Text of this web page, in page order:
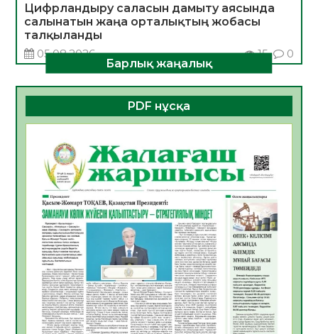
Цифрландыру саласын дамыту аясында
салынатын жаңа орталықтың жобасы
талқыланды
05.08.2026
15 0
құралдарының таныстырылымы өтті
05.08.2026
16 0
Қазақстандықтардың 72,3%-ы жаңа
Құрылтай үшін дауыс беруге дайын
05.08.2026
17
ӘРБІР ДАУЫС – ҚОҒАМ ДАМУЫНА
ҚОСЫЛҒАН ҮЛЕС
05.08.2026
24
ҚҰРЫЛТАЙ САЙЛАУЫ – БІРЛІК ПЕН
ЖАУАПКЕРШІЛІККЕ БАСТАЙТЫН ҚАДАМ
05.08.2026
22
Мектептен – Ұлттық ұлан сапына
Барлық жаңалық
PDF нұсқа